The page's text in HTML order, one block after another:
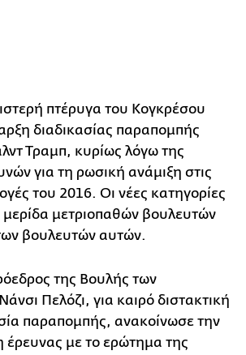
πτέρυγα του Κογκρέσου
διαδικασίας παραπομπής
Τραμπ, κυρίως λόγω της
για τη ρωσική ανάμιξη στις
του 2016. Οι νέες κατηγορίες
μετριοπαθών βουλευτών
βουλευτών αυτών.
της Βουλής των
Πελόζι, για καιρό διστακτική
παραπομπής, ανακοίνωσε την
έρευνας με το ερώτημα της